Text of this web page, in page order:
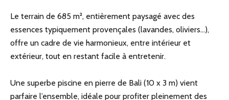
Le terrain de 685 m², entièrement paysagé avec des
essences typiquement provençales (lavandes, oliviers…),
offre un cadre de vie harmonieux, entre intérieur et
extérieur, tout en restant facile à entretenir.
Une superbe piscine en pierre de Bali (10 x 3 m) vient
parfaire l’ensemble, idéale pour profiter pleinement des